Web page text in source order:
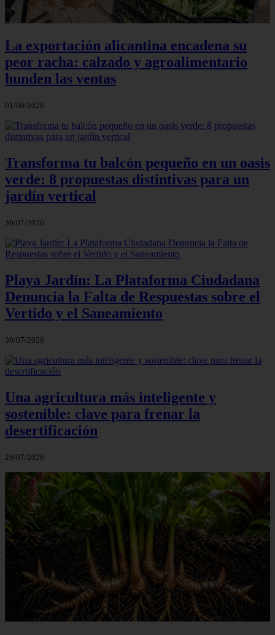
La exportación alicantina encadena su
peor racha: calzado y agroalimentario
hunden las ventas
01/08/2026
Transforma tu balcón pequeño en un oasis
verde: 8 propuestas distintivas para un
jardín vertical
30/07/2026
Playa Jardín: La Plataforma Ciudadana
Denuncia la Falta de Respuestas sobre el
Vertido y el Saneamiento
30/07/2026
Una agricultura más inteligente y
sostenible: clave para frenar la
desertificación
29/07/2026